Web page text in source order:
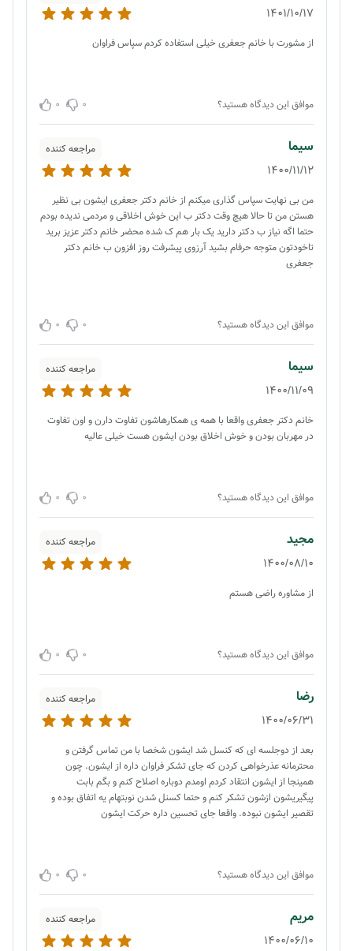
1401/10/17
از مشورت با خانم جعفری خیلی استفاده کردم سپاس فراوان
موافق این دیدگاه هستید؟ 0
0
سیما مراجعه کننده
1400/11/12
من بی نهایت سپاس گذاری میکنم از خانم دکتر جعفری ایشون بی نظیر
هستن من تا حالا هیچ وقت دکتر ب این خوش اخلاقی و مردمی ندیده بودم
حتما اگه نیاز ب دکتر دارید یک بار هم ک شده محضر خانم دکتر عزیز برید
تاخودتون متوجه حرفام بشید آرزوی پیشرفت روز افزون ب خانم دکتر
جعفری
موافق این دیدگاه هستید؟ 0
0
سیما مراجعه کننده
1400/11/09
خانم دکتر جعفری واقعا با همه ی همکارهاشون تفاوت دارن و اون تفاوت
در مهربان بودن و خوش اخلاق بودن ایشون هست خیلی عالیه
موافق این دیدگاه هستید؟ 0
0
مجید مراجعه کننده
1400/08/10
از مشاوره راضی هستم
موافق این دیدگاه هستید؟ 0
0
رضا مراجعه کننده
1400/06/31
بعد از دوجلسه ای که کنسل شد ایشون شخصا با من تماس گرفتن و
محترمانه عذرخواهی کردن که جای تشکر فراوان داره از ایشون. چون
همینجا از ایشون انتقاد کردم اومدم دوباره اصلاح کنم و بگم بابت
پیگیریشون ازشون تشکر کنم و حتما کسنل شدن نوبتهام یه اتفاق بوده و
تقصیر ایشون نبوده. واقعا جای تحسین داره حرکت ایشون
موافق این دیدگاه هستید؟ 0
0
مریم مراجعه کننده
1400/06/10